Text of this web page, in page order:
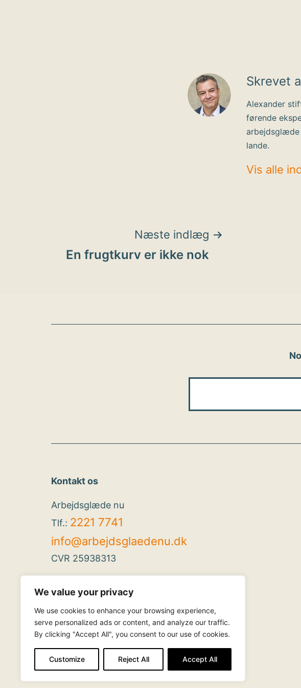
We value your privacy
We use cookies to enhance your browsing experience,
serve personalized ads or content, and analyze our traffic.
By clicking "Accept All", you consent to our use of cookies.
Customize Reject All Accept All
Skrevet
Alexander
førende
lande.
Vis alle
Indlægsnavigation
Næste indlæg
En frugtkurv er ikke nok
Kontakt os
Arbejdsglæde nu
Tlf.: 2221 7741
info@arbejdsglaedenu.dk
CVR 25938313